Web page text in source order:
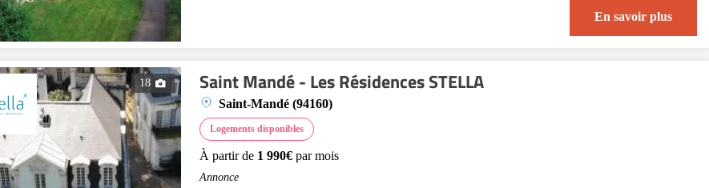
En savoir plus
18 Saint Mandé - Les Résidences STELLA
Saint-Mandé (94160)
Logements disponibles
À partir de 1 990€ par mois
Annonce